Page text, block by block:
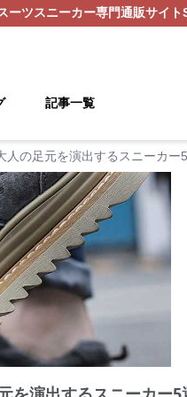
ーツスニーカー専門通販サイト
記事一覧
人の足元を演出するスニーカー